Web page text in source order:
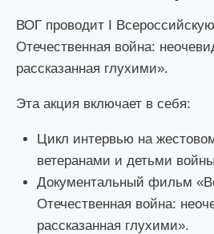
ВОГ проводит I
Отечественная война:
рассказанная глухими».
Эта акция включает в себя:
Цикл интервью на
ветеранами и детьми войны
Документальный фильм
Отечественная война:
рассказанная глухими».